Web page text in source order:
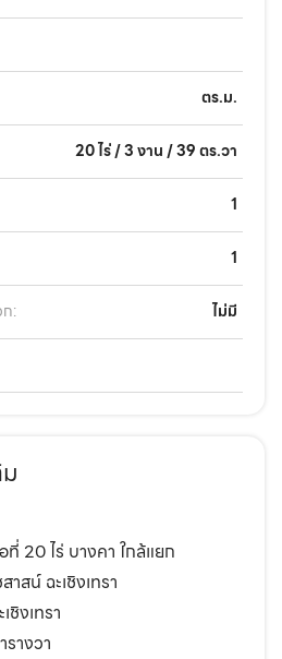
ตร.ม.
20 ไร่ / 3 งาน / 39 ตร.วา
1
1
: ไม่มี
20 ไร่ บางคา ใกล้แยก
สน์ ฉะเชิงเทรา
ชิงเทรา
างวา